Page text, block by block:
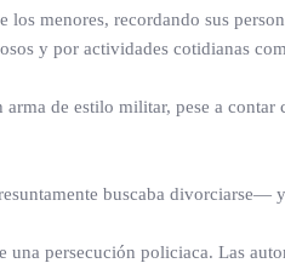
menores, recordando sus
y por actividades cotidianas
de estilo militar, pese a contar
buscaba divorciarse—
persecución policiaca. Las